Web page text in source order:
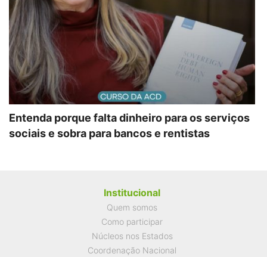
Entenda porque falta dinheiro para os serviços
sociais e sobra para bancos e rentistas
Institucional
Quem somos
Como participar
Núcleos nos Estados
Coordenação Nacional